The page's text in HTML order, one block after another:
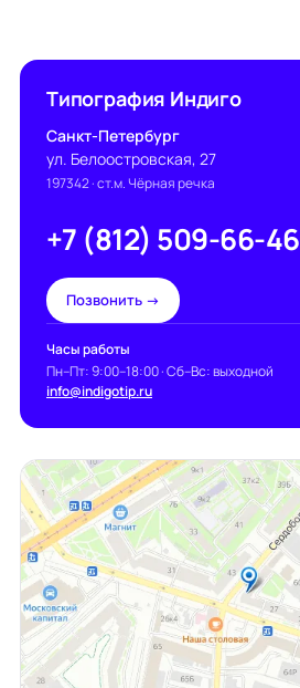
Типография Индиго
Санкт-Петербург
ул. Белоостровская, 27
197342· ст.м. Чёрная речка
+7 (812) 509-66-46
Позвонить →
Часы работы
Пн–Пт: 9:00–18:00 · Сб–Вс: выходной
info@indigotip.ru